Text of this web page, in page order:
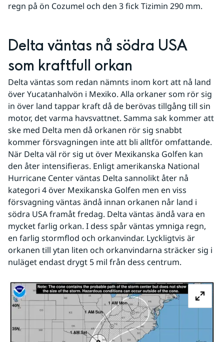
regn på ön Cozumel och den 3 fick Tizimin 290 mm.
Delta väntas nå södra USA
som kraftfull orkan
Delta väntas som redan nämnts inom kort att nå land
över Yucatanhalvön i Mexiko. Alla orkaner som rör sig
in över land tappar kraft då de berövas tillgång till sin
motor, det varma havsvattnet. Samma sak kommer att
ske med Delta men då orkanen rör sig snabbt
kommer försvagningen inte att bli alltför omfattande.
När Delta väl rör sig ut över Mexikanska Golfen kan
den åter intensifieras. Enligt amerikanska National
Hurricane Center väntas Delta sannolikt åter nå
kategori 4 över Mexikanska Golfen men en viss
försvagning väntas ändå innan orkanen når land i
södra USA framåt fredag. Delta väntas ändå vara en
mycket farlig orkan. I dess spår väntas ymniga regn,
en farlig stormflod och orkanvindar. Lyckligtvis är
orkanen till ytan liten och orkanvindarna sträcker sig i
nuläget endast drygt 5 mil från dess centrum.